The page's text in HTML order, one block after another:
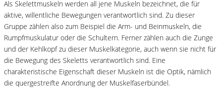
Als Skelettmuskeln werden all jene Muskeln bezeichnet, die für
aktive, willentliche Bewegungen verantwortlich sind. Zu dieser
Gruppe zählen also zum Beispiel die Arm- und Beinmuskeln, die
Rumpfmuskulatur oder die Schultern. Ferner zählen auch die Zunge
und der Kehlkopf zu dieser Muskelkategorie, auch wenn sie nicht für
die Bewegung des Skeletts verantwortlich sind. Eine
charakteristische Eigenschaft dieser Muskeln ist die Optik, nämlich
die quergestreifte Anordnung der Muskelfaserbündel.